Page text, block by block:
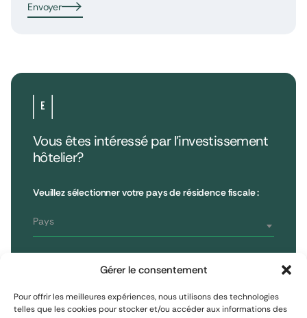
Gérer le consentement
Pour offrir les meilleures expériences, nous utilisons des technologies
telles que les cookies pour stocker et/ou accéder aux informations des
Envoyer
Vous êtes intéressé par l’investissement
hôtelier?
Veuillez sélectionner votre pays de résidence fiscale :
Pays
75008 Paris, France
T : 01 53 96 52 50
S'inscrire à la newsletter
Reporting